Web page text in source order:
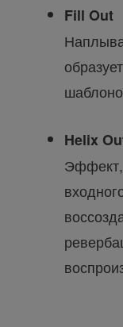
Fill Out
Helix
Эффект,